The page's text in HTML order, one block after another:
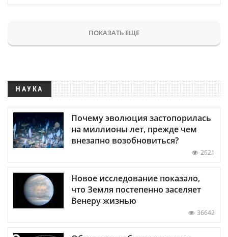
ПОКАЗАТЬ ЕЩЕ
НАУКА
Почему эволюция застопорилась
на миллионы лет, прежде чем
внезапно возобновиться?
2621
Новое исследование показало,
что Земля постепенно заселяет
Венеру жизнью
36642